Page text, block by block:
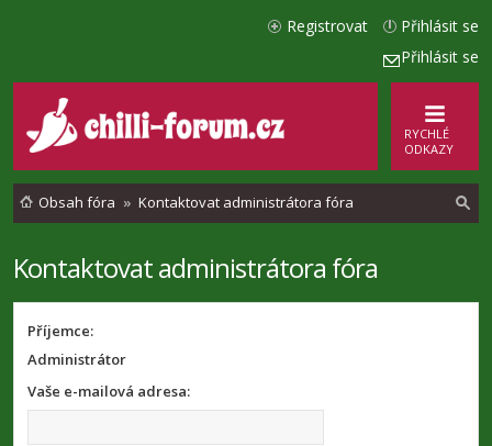
Přihlásit se
Přihlásit se
Registrovat
RYCHLÉ
ODKAZY
Obsah fóra Kontaktovat administrátora fóra
e
Kontaktovat administrátora fóra
Příjemce:
Administrátor
Vaše e-mailová adresa: